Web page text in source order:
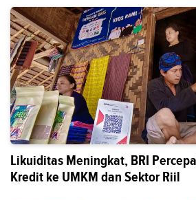
Likuiditas Meningkat, BRI
Kredit ke UMKM dan Sektor Riil